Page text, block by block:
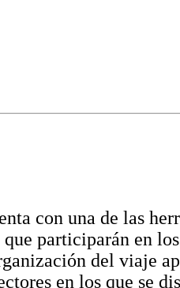
con una de las
que participarán en
del viaje
en los que se